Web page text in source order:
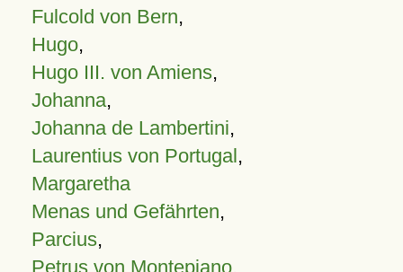
Fulcold von Bern,
Hugo,
Hugo III. von Amiens,
Johanna,
Johanna de Lambertini,
Laurentius von Portugal,
Margaretha
Menas und Gefährten,
Parcius,
Petrus von Montepiano,